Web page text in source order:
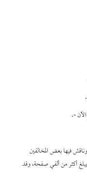
-.
فيها بعض المخالفين
أكثر من ألفي صفحة، وقد